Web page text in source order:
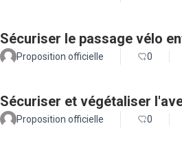
Sécuriser le passage vélo
Proposition officielle 0
Sécuriser et végétaliser
Proposition officielle 0